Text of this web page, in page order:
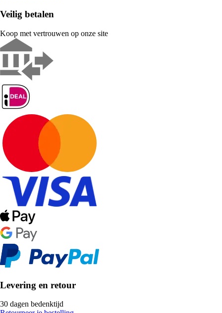
Veilig betalen
Koop met vertrouwen op onze site
Levering en retour
30 dagen bedenktijd